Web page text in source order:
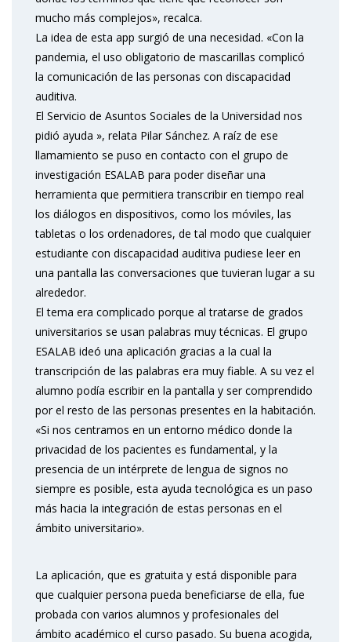
mucho más complejos», recalca.
La idea de esta app surgió de una necesidad. «Con la
pandemia, el uso obligatorio de mascarillas complicó
la comunicación de las personas con discapacidad
auditiva.
El Servicio de Asuntos Sociales de la Universidad nos
pidió ayuda », relata Pilar Sánchez. A raíz de ese
llamamiento se puso en contacto con el grupo de
investigación ESALAB para poder diseñar una
herramienta que permitiera transcribir en tiempo real
los diálogos en dispositivos, como los móviles, las
tabletas o los ordenadores, de tal modo que cualquier
estudiante con discapacidad auditiva pudiese leer en
una pantalla las conversaciones que tuvieran lugar a su
alrededor.
El tema era complicado porque al tratarse de grados
universitarios se usan palabras muy técnicas. El grupo
ESALAB ideó una aplicación gracias a la cual la
transcripción de las palabras era muy fiable. A su vez el
alumno podía escribir en la pantalla y ser comprendido
por el resto de las personas presentes en la habitación.
«Si nos centramos en un entorno médico donde la
privacidad de los pacientes es fundamental, y la
presencia de un intérprete de lengua de signos no
siempre es posible, esta ayuda tecnológica es un paso
más hacia la integración de estas personas en el
ámbito universitario».
La aplicación, que es gratuita y está disponible para
que cualquier persona pueda beneficiarse de ella, fue
probada con varios alumnos y profesionales del
ámbito académico el curso pasado. Su buena acogida,